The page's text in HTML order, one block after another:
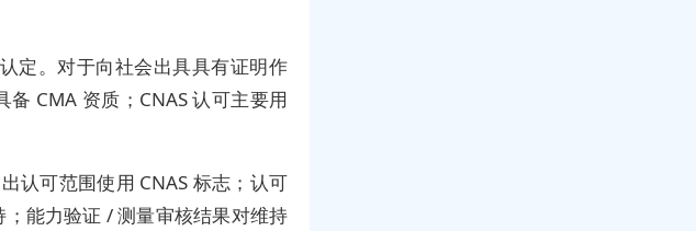
定。对于向社会出具具有证明作
CMA 资质；CNAS 认可主要用
认可范围使用 CNAS 标志；认可
能力验证 / 测量审核结果对维持